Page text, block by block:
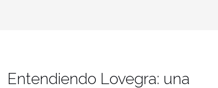
Entendiendo Lovegra: una